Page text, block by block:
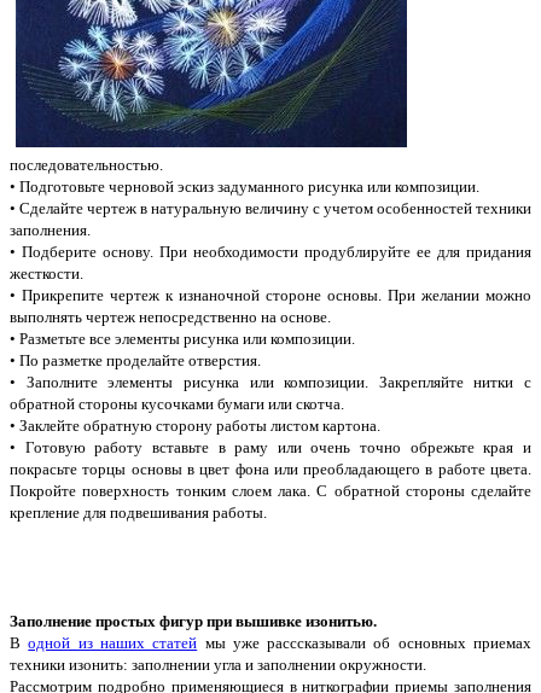
последовательностью.
• Подготовьте черновой эскиз задуманного рисунка или композиции.
• Сделайте чертеж в натуральную величину с учетом особенностей техники
заполнения.
• Подберите основу. При необходимости продублируйте ее для придания
жесткости.
• Прикрепите чертеж к изнаночной стороне основы. При желании можно
выполнять чертеж непосредственно на основе.
• Разметьте все элементы рисунка или композиции.
• По разметке проделайте отверстия.
• Заполните элементы рисунка или композиции. Закрепляйте нитки с
обратной стороны кусочками бумаги или скотча.
• Заклейте обратную сторону работы листом картона.
• Готовую работу вставьте в раму или очень точно обрежьте края и
покрасьте торцы основы в цвет фона или преобладающего в работе цвета.
Покройте поверхность тонким слоем лака. С обратной стороны сделайте
крепление для подвешивания работы.
Заполнение простых фигур при вышивке изонитью.
Водной из наших статей мы уже расссказывали об основных приемах
техники изонить: заполнении угла и заполнении окружности.
Рассмотрим подробно применяющиеся в ниткографии приемы заполнения